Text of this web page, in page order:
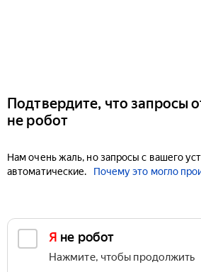
Подтвердите, что запросы
не робот
Нам очень жаль, но запросы с вашего
автоматические.
Почему это могло
Я не робот
Нажмите, чтобы продолжить